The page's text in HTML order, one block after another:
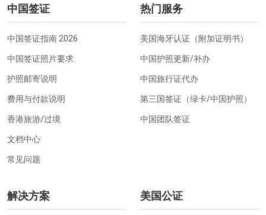
中国签证
中国签证指南 2026
中国签证照片要求
护照邮寄说明
费用与付款说明
香港旅游/过境
文档中心
常见问题
热门服务
美国海牙认证（附加证明书）
中国护照更新/补办
中国旅行证代办
第三国签证（绿卡/中国护照）
中国团队签证
解决方案 美国公证